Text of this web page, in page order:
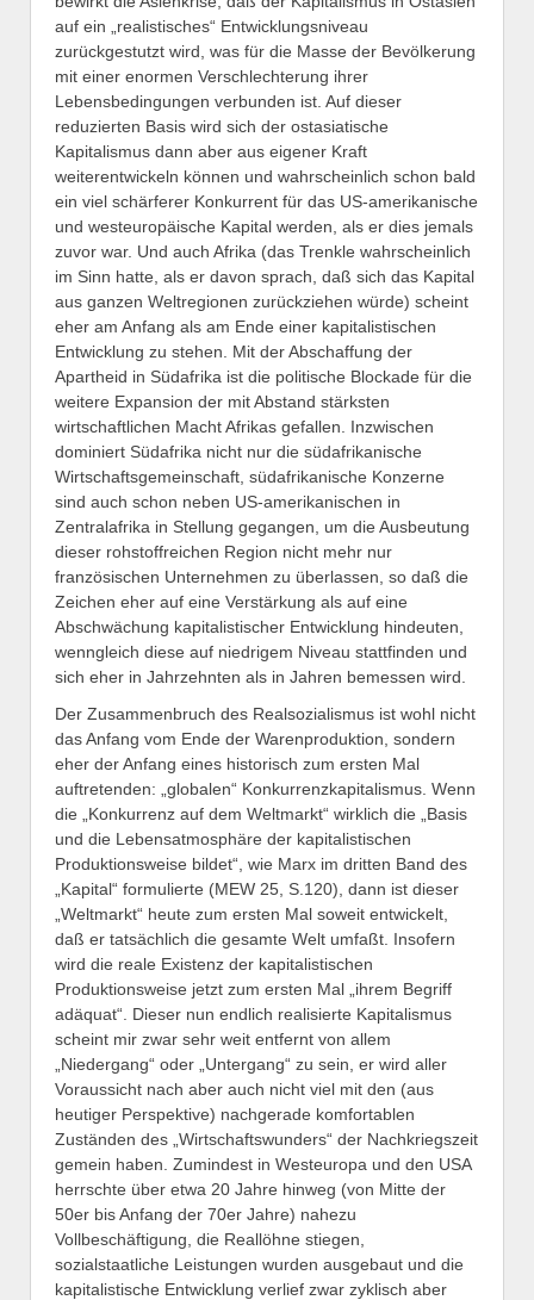
auf ein „realistisches“ Entwicklungsniveau
zurückgestutzt wird, was für die Masse der Bevölkerung
mit einer enormen Verschlechterung ihrer
Lebensbedingungen verbunden ist. Auf dieser
reduzierten Basis wird sich der ostasiatische
Kapitalismus dann aber aus eigener Kraft
weiterentwickeln können und wahrscheinlich schon bald
ein viel schärferer Konkurrent für das US-amerikanische
und westeuropäische Kapital werden, als er dies jemals
zuvor war. Und auch Afrika (das Trenkle wahrscheinlich
im Sinn hatte, als er davon sprach, daß sich das Kapital
aus ganzen Weltregionen zurückziehen würde) scheint
eher am Anfang als am Ende einer kapitalistischen
Entwicklung zu stehen. Mit der Abschaffung der
Apartheid in Südafrika ist die politische Blockade für die
weitere Expansion der mit Abstand stärksten
wirtschaftlichen Macht Afrikas gefallen. Inzwischen
dominiert Südafrika nicht nur die südafrikanische
Wirtschaftsgemeinschaft, südafrikanische Konzerne
sind auch schon neben US-amerikanischen in
Zentralafrika in Stellung gegangen, um die Ausbeutung
dieser rohstoffreichen Region nicht mehr nur
französischen Unternehmen zu überlassen, so daß die
Zeichen eher auf eine Verstärkung als auf eine
Abschwächung kapitalistischer Entwicklung hindeuten,
wenngleich diese auf niedrigem Niveau stattfinden und
sich eher in Jahrzehnten als in Jahren bemessen wird.
Der Zusammenbruch des Realsozialismus ist wohl nicht
das Anfang vom Ende der Warenproduktion, sondern
eher der Anfang eines historisch zum ersten Mal
auftretenden: „globalen“ Konkurrenzkapitalismus. Wenn
die „Konkurrenz auf dem Weltmarkt“ wirklich die „Basis
und die Lebensatmosphäre der kapitalistischen
Produktionsweise bildet“, wie Marx im dritten Band des
„Kapital“ formulierte (MEW 25, S.120), dann ist dieser
„Weltmarkt“ heute zum ersten Mal soweit entwickelt,
daß er tatsächlich die gesamte Welt umfaßt. Insofern
wird die reale Existenz der kapitalistischen
Produktionsweise jetzt zum ersten Mal „ihrem Begriff
adäquat“. Dieser nun endlich realisierte Kapitalismus
scheint mir zwar sehr weit entfernt von allem
„Niedergang“ oder „Untergang“ zu sein, er wird aller
Voraussicht nach aber auch nicht viel mit den (aus
heutiger Perspektive) nachgerade komfortablen
Zuständen des „Wirtschaftswunders“ der Nachkriegszeit
gemein haben. Zumindest in Westeuropa und den USA
herrschte über etwa 20 Jahre hinweg (von Mitte der
50er bis Anfang der 70er Jahre) nahezu
Vollbeschäftigung, die Reallöhne stiegen,
sozialstaatliche Leistungen wurden ausgebaut und die
kapitalistische Entwicklung verlief zwar zyklisch aber